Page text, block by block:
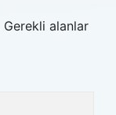
Gerekli alanlar